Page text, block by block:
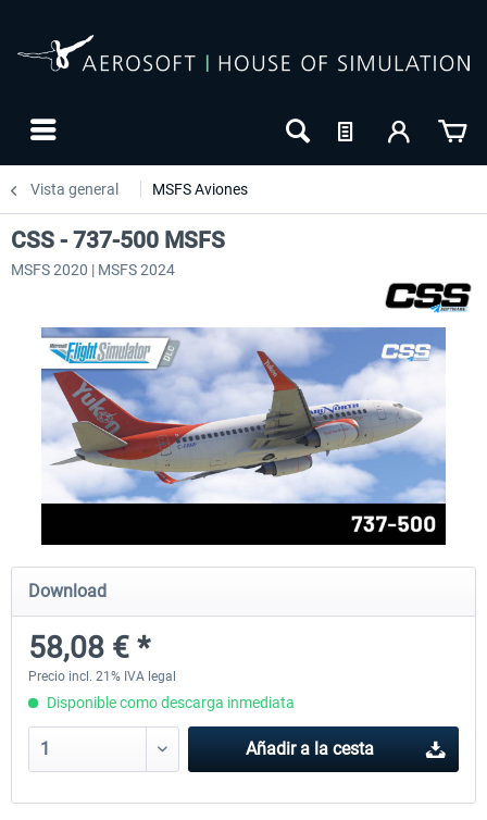
Vista general MSFS Aviones
FlightSim Studio - E-Jets 170/175
40,62 € *
Aerosoft Aircraft A340-
CSS - 737-500 MSFS
MSFS 2020 | MSFS 2024
Download
58,08 € *
Precio incl. 21% IVA legal
Disponible como descarga inmediata
Añadir a la cesta